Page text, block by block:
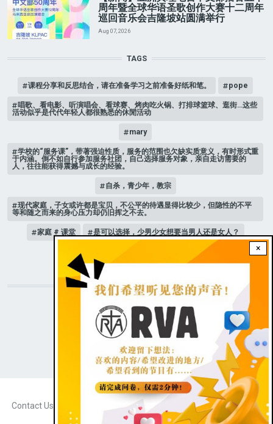
×
周年暨全球华语圣歌创作大赛十二周年
巡回音乐会吉隆坡站圆满举行
Aug 07, 2026
TAGS
课程分享和反思结合，请在准备学习之前准备好纸和笔。 pope
唱歌、看电影、听演唱会、看球赛、烤肉吃火锅、打排球篮球、逛街…这些
活动似乎是代代年轻人都很熟悉的休閒活动
mary
学校的“服务课”，带著强迫性质，服务的范围也欠缺实质意义，有时形式重
于内涵。倒不如自行参加服务社团，自己选择服务对象，亲自走访需要的
人，往往能获得震撼与成长的经验。
自杀，青少年，教宗
现代家庭，子女或许都是宝贝，不公平的待遇显得比较少，但隐性的不平
等和随之而来的身心压力却仍旧挥之不去。
家庭 # 课堂 是可以选择，少男少女想要当男人还是女人？
STAY CONNECTED WITH US!
Contact Us
Dark theme